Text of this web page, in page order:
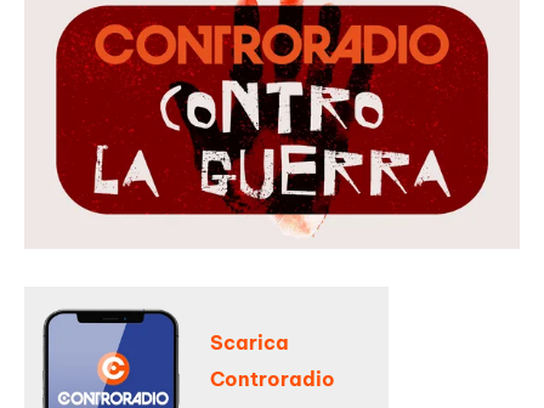
Scarica
Controradio